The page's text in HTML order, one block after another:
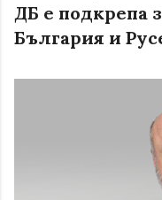
ДБ е подкрепа
България и